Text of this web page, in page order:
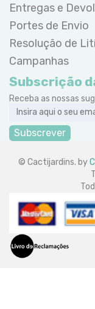
Entregas e
Portes de Envio
Resolução de
Campanhas
Subscrição
Receba as nossas
Subscrever
© Cactijardins. by